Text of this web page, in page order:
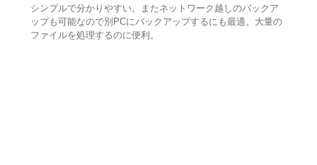
シンプルで分かりやすい。またネットワーク越しのバックア
ップも可能なので別PCにバックアップするにも最適。大量の
ファイルを処理するのに便利。